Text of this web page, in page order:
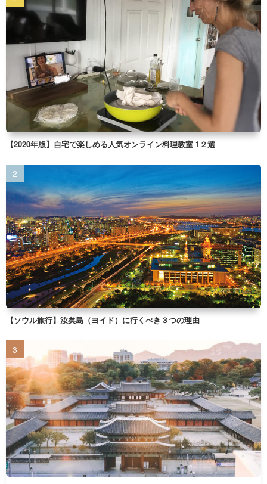
【2020年版】自宅で楽しめる人気オンライン料理教室 1２選
【ソウル旅行】汝矣島（ヨイド）に行くべき３つの理由